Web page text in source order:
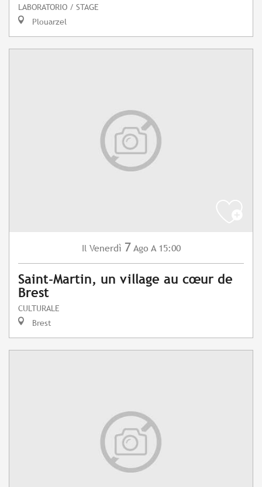
LABORATORIO / STAGE
Plouarzel
Il Venerdì 7 Ago A 15:00
Saint-Martin, un village au cœur de
Brest
CULTURALE
Brest